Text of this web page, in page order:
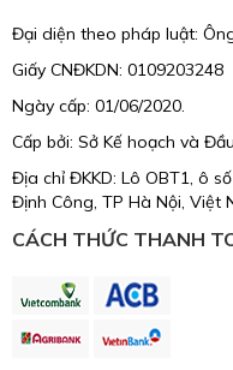
Đại diện theo pháp luật:
Giấy CNĐKDN: 0109203248
Ngày cấp: 01/06/2020.
Cấp bởi: Sở Kế hoạch và
Địa chỉ ĐKKD: Lô OBT1, ô
Định Công, TP Hà Nội, Việt
CÁCH THỨC THANH